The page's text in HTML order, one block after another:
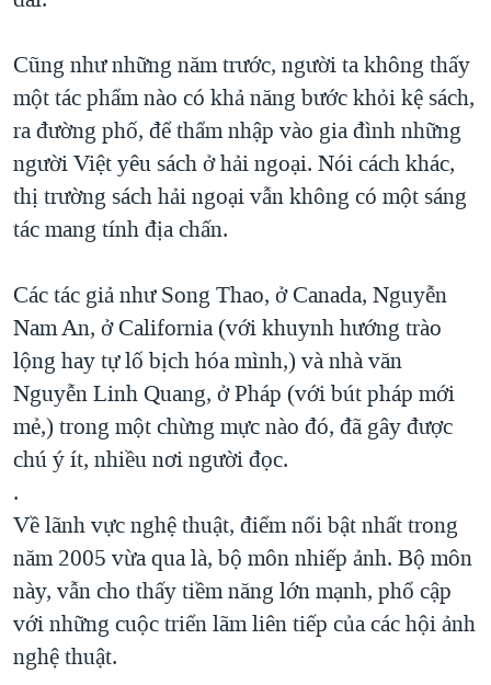
Cũng như những năm trước, người ta không thấy
một tác phẩm nào có khả năng bước khỏi kệ sách,
ra đường phố, để thẩm nhập vào gia đình những
người Việt yêu sách ở hải ngoại. Nói cách khác,
thị trường sách hải ngoại vẫn không có một sáng
tác mang tính địa chấn.
Các tác giả như Song Thao, ở Canada, Nguyễn
Nam An, ở California (với khuynh hướng trào
lộng hay tự lố bịch hóa mình,) và nhà văn
Nguyễn Linh Quang, ở Pháp (với bút pháp mới
mẻ,) trong một chừng mực nào đó, đã gây được
chú ý ít, nhiều nơi người đọc.
.
Về lãnh vực nghệ thuật, điểm nổi bật nhất trong
năm 2005 vừa qua là, bộ môn nhiếp ảnh. Bộ môn
này, vẫn cho thấy tiềm năng lớn mạnh, phổ cập
với những cuộc triển lãm liên tiếp của các hội ảnh
nghệ thuật.